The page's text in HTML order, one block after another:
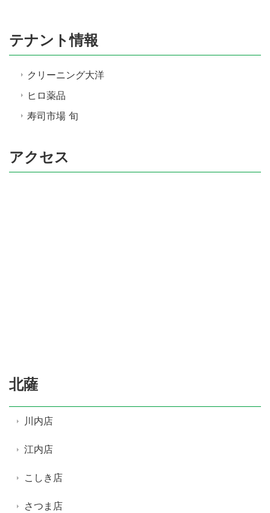
テナント情報
クリーニング大洋
ヒロ薬品
寿司市場 旬
アクセス
北薩
川内店
江内店
こしき店
さつま店